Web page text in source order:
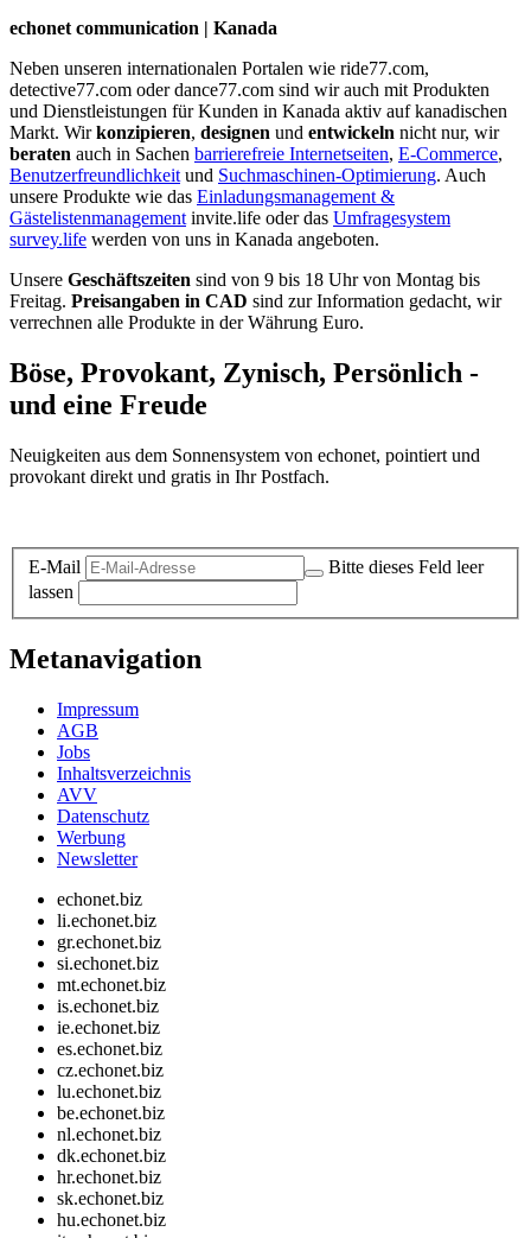
echonet communication | Kanada
Neben unseren internationalen Portalen wie ride77.com,
detective77.com oder dance77.com sind wir auch mit Produkten
und Dienstleistungen für Kunden in Kanada aktiv auf kanadischen
Markt. Wirkonzipieren, designen und entwickeln nicht nur, wir
beraten auch in Sachen barrierefreie Internetseiten, E-Commerce,
Benutzerfreundlichkeit und Suchmaschinen-Optimierung. Auch
unsere Produkte wie das Einladungsmanagement &
Gästelistenmanagement invite.life oder das Umfragesystem
survey.life werden von uns in Kanada angeboten.
Unsere Geschäftszeiten sind von 9 bis 18 Uhr von Montag bis
Freitag. Preisangaben in CAD sind zur Information gedacht, wir
verrechnen alle Produkte in der Währung Euro.
Böse, Provokant, Zynisch, Persönlich -
und eine Freude
Neuigkeiten aus dem Sonnensystem von echonet, pointiert und
provokant direkt und gratis in Ihr Postfach.
E-Mail
Bitte dieses Feld leer
lassen
Metanavigation
Impressum
AGB
Jobs
Inhaltsverzeichnis
AVV
Datenschutz
Werbung
Newsletter
echonet.biz
li.echonet.biz
gr.echonet.biz
si.echonet.biz
mt.echonet.biz
is.echonet.biz
ie.echonet.biz
es.echonet.biz
cz.echonet.biz
lu.echonet.biz
be.echonet.biz
nl.echonet.biz
dk.echonet.biz
hr.echonet.biz
sk.echonet.biz
hu.echonet.biz